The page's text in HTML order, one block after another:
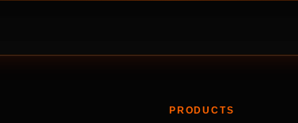
PRODUCTS